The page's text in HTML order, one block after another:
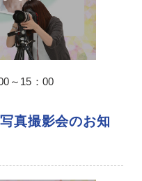
～15：00
真撮影会のお知